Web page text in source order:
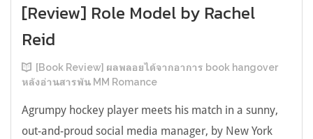
[Review] Role Model by Rachel
Reid
[Book Review] ผลพลอยได้จากอาการ book hangover
หลังอ่านสารพัน MM Romance
Agrumpy hockey player meets his match in a sunny,
out-and-proud social media manager, by New York